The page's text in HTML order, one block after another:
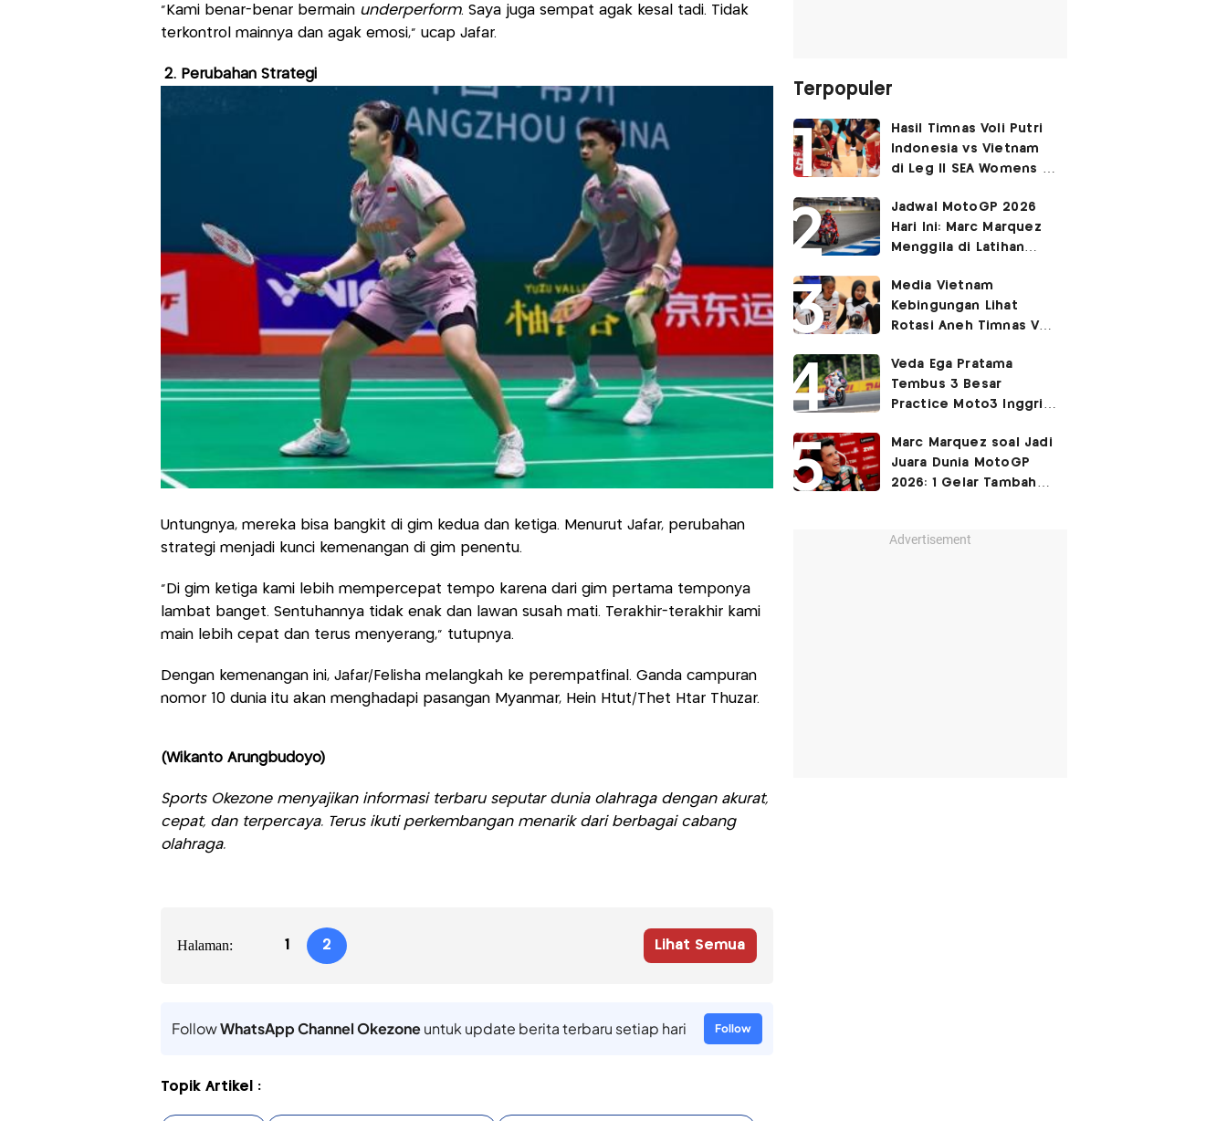
“Kami benar-benar bermain underperform. Saya juga sempat agak kesal tadi. Tidak
terkontrol mainnya dan agak emosi,” ucap Jafar.
2. Perubahan Strategi
Untungnya, mereka bisa bangkit di gim kedua dan ketiga. Menurut Jafar, perubahan
strategi menjadi kunci kemenangan di gim penentu.
“Di gim ketiga kami lebih mempercepat tempo karena dari gim pertama temponya
lambat banget. Sentuhannya tidak enak dan lawan susah mati. Terakhir-terakhir kami
main lebih cepat dan terus menyerang,” tutupnya.
Dengan kemenangan ini, Jafar/Felisha melangkah ke perempatfinal. Ganda campuran
nomor 10 dunia itu akan menghadapi pasangan Myanmar, Hein Htut/Thet Htar Thuzar.
(Wikanto Arungbudoyo)
Sports Okezone menyajikan informasi terbaru seputar dunia olahraga dengan akurat,
cepat, dan terpercaya. Terus ikuti perkembangan menarik dari berbagai cabang
olahraga.
Halaman: 1 2 Lihat Semua
FollowWhatsApp Channel Okezoneuntuk update berita terbaru setiap hari Follow
Topik Artikel :
Terpopuler
Hasil Timnas Voli Putri
Indonesia vs Vietnam
di Leg II SEA Womens V
Garuda Pertiwi Menang
3-2
Jadwal MotoGP 2026
Hari Ini: Marc Marquez
Menggila di Latihan
Media Vietnam
Kebingungan Lihat
Rotasi Aneh Timnas Voli
SEA Womens V Cup
2026
Veda Ega Pratama
Tembus 3 Besar
Practice Moto3 Inggris
di Kualifikasi?
Marc Marquez soal Jadi
Juara Dunia MotoGP
2026: 1 Gelar Tambahan
Advertisement